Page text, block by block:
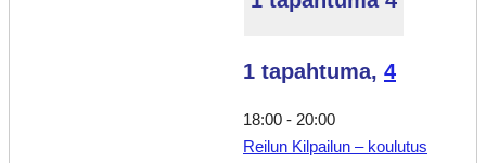
1 tapahtuma, 4
18:00 - 20:00
Reilun Kilpailun – koulutus